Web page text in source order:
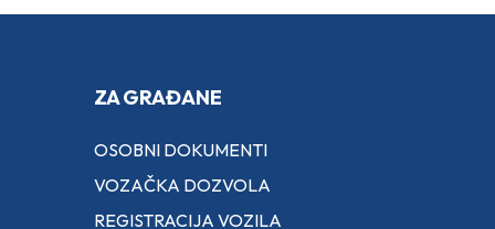
ZA GRAĐANE
OSOBNI DOKUMENTI
VOZAČKA DOZVOLA
REGISTRACIJA VOZILA